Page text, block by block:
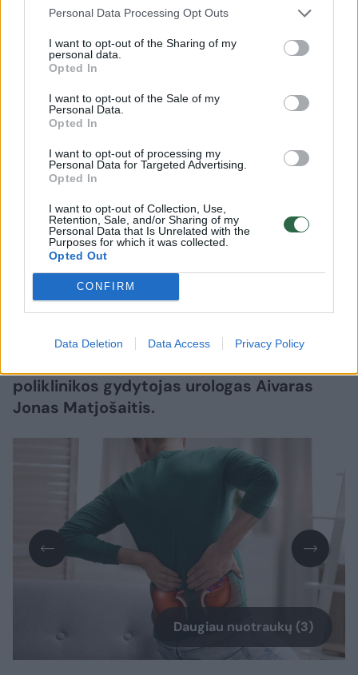
Personal Data Processing Opt Outs
I want to opt-out of the Sharing of my
personal data.
Opted In
I want to opt-out of the Sale of my
Personal Data.
Opted In
I want to opt-out of processing my
Personal Data for Targeted Advertising.
Opted In
I want to opt-out of Collection, Use,
Retention, Sale, and/or Sharing of my
Personal Data that Is Unrelated with the
Purposes for which it was collected.
Opted Out
CONFIRM
Data Deletion Data Access Privacy Policy
Sveikata Ligos ir gydymas
tyliai: jį turi tūkstančiai lietuvių
Lrytas.lt
Medikai skaičiuoja, kad inkstų akmenlige
Lietuvoje gali sirgti apie 400 tūkst.
gyventojų, nors ryškūs simptomai
susidaryti tiek inkstuose, tiek šlapimo
poliklinikos gydytojas urologas Aivaras
Jonas Matjošaitis.
Daugiau nuotraukų (3)